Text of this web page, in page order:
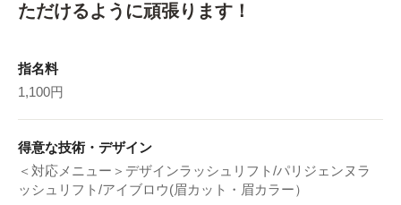
ただけるように頑張ります！
指名料
1,100円
得意な技術・デザイン
＜対応メニュー＞デザインラッシュリフト/パリジェンヌラ
ッシュリフト/アイブロウ(眉カット・眉カラー）